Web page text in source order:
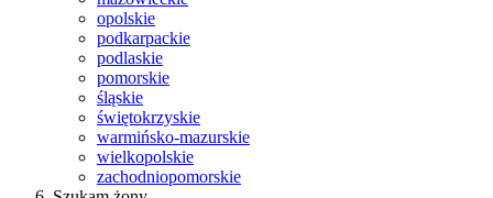
opolskie
podkarpackie
podlaskie
pomorskie
śląskie
świętokrzyskie
warmińsko-mazurskie
wielkopolskie
zachodniopomorskie